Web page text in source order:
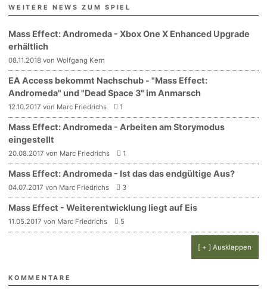
WEITERE NEWS ZUM SPIEL
Mass Effect: Andromeda - Xbox One X Enhanced Upgrade
erhältlich
08.11.2018 von Wolfgang Kern
EA Access bekommt Nachschub - "Mass Effect:
Andromeda" und "Dead Space 3" im Anmarsch
12.10.2017 von Marc Friedrichs 1
Mass Effect: Andromeda - Arbeiten am Storymodus
eingestellt
20.08.2017 von Marc Friedrichs 1
Mass Effect: Andromeda - Ist das das endgültige Aus?
04.07.2017 von Marc Friedrichs 3
Mass Effect - Weiterentwicklung liegt auf Eis
11.05.2017 von Marc Friedrichs 5
[ + ] Ausklappen
KOMMENTARE